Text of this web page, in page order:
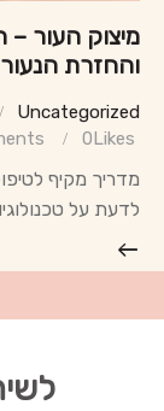
מיצוק העור
והחזרת
Uncategorized
0 Likes
מדריך מקיף
לדעת על